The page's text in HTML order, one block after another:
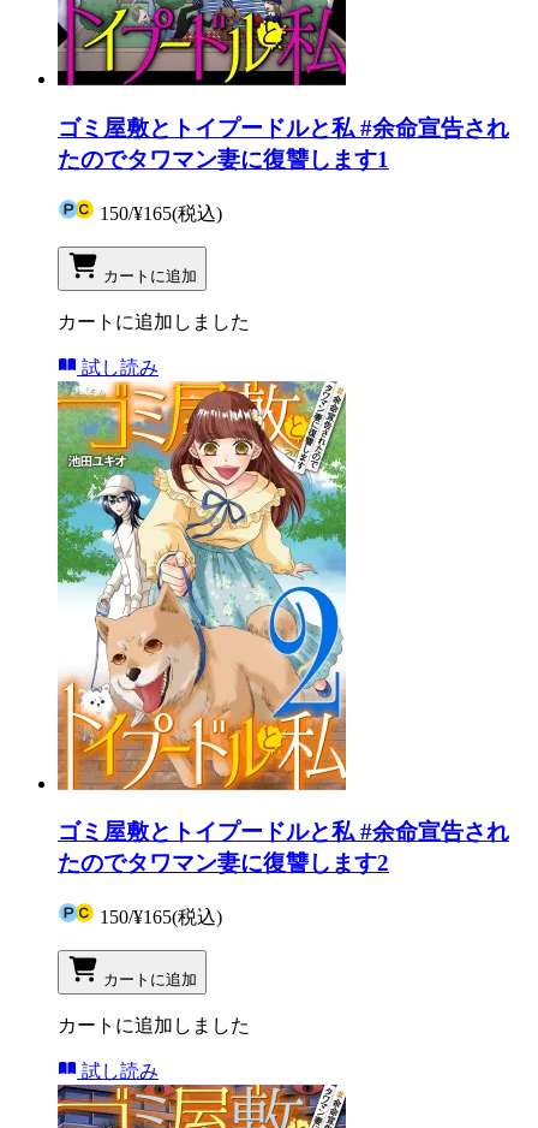
ゴミ屋敷とトイプードルと私 #余命宣告され
たのでタワマン妻に復讐します1
150/¥165(税込)
カートに追加
カートに追加しました
試し読み
ゴミ屋敷とトイプードルと私 #余命宣告され
たのでタワマン妻に復讐します2
150/¥165(税込)
カートに追加
カートに追加しました
試し読み